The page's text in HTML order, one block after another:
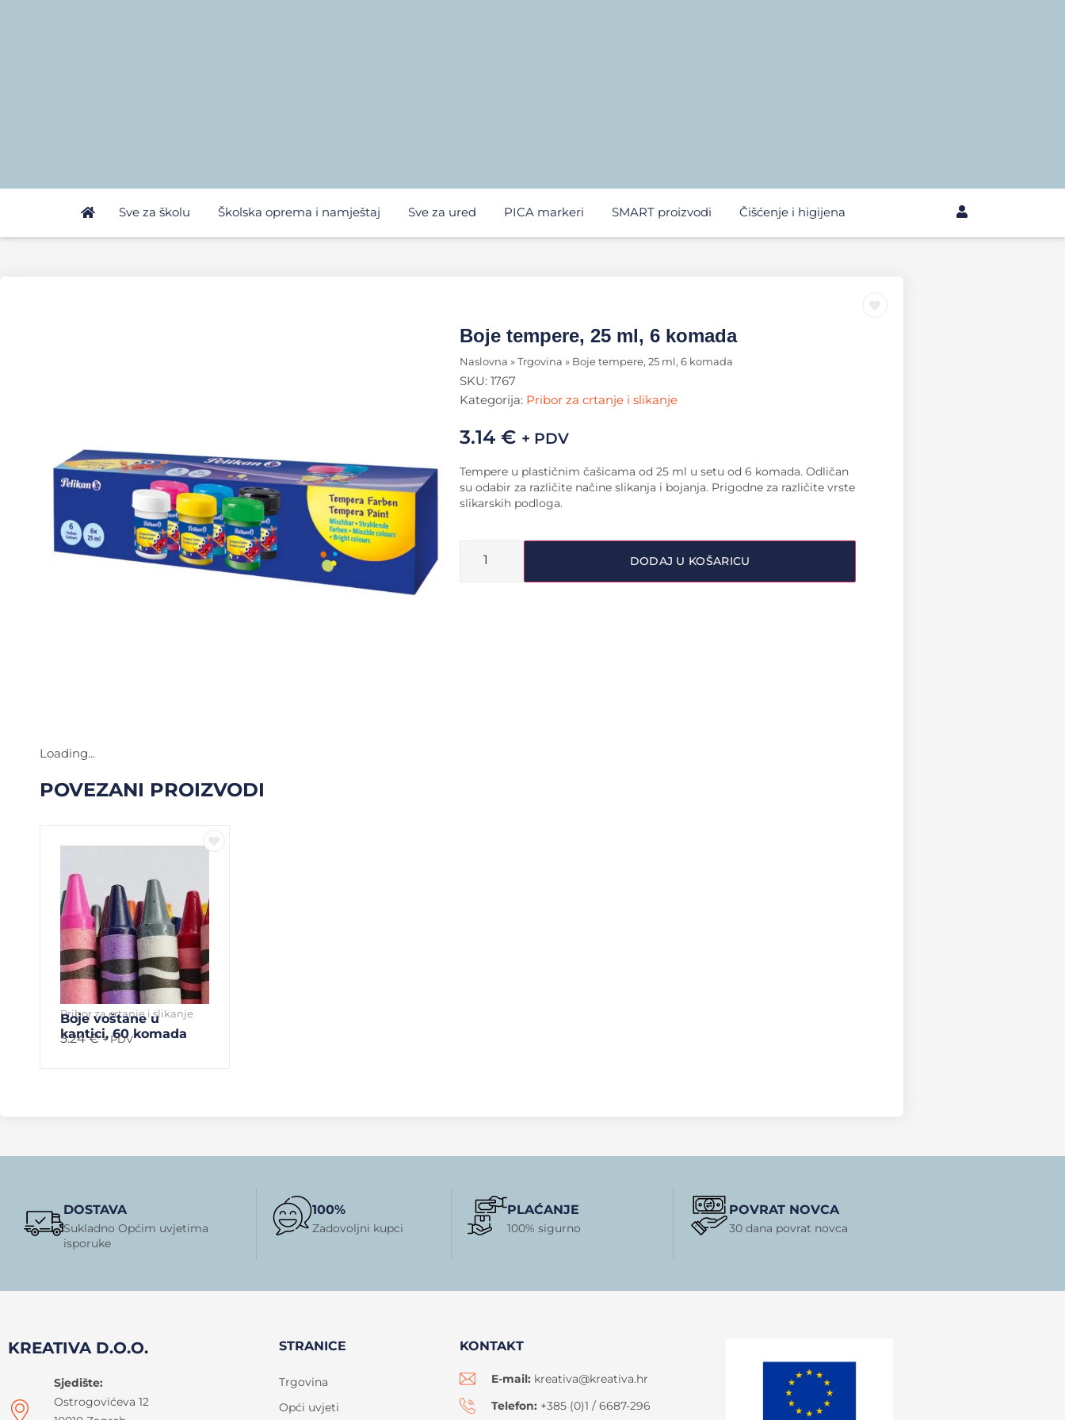
Sve za školu Školska oprema i namještaj Sve za ured PICA markeri SMART proizvodi Čišćenje i higijena
Boje tempere, 25 ml, 6 komada
Naslovna » Trgovina » Boje tempere, 25 ml, 6 komada
SKU: 1767
Kategorija: Pribor za crtanje i slikanje
3.14 € + PDV
Tempere u plastičnim čašicama od 25 ml u setu od 6 komada. Odličan
su odabir za različite načine slikanja i bojanja. Prigodne za različite vrste
slikarskih podloga.
DODAJ U KOŠARICU
Loading...
POVEZANI PROIZVODI
Pribor za crtanje i slikanje
Boje voštane u
kantici, 60 komada
5.24€ + PDV
DOSTAVA
Sukladno Općim uvjetima
isporuke
100%
Zadovoljni kupci
PLAĆANJE
100% sigurno
POVRAT NOVCA
30 dana povrat novca
KREATIVA D.O.O.
Sjedište:
Ostrogovićeva 12
STRANICE
Trgovina
Opći uvjeti
KONTAKT
E-mail: kreativa@kreativa.hr
Telefon: +385 (0)1 / 6687-296